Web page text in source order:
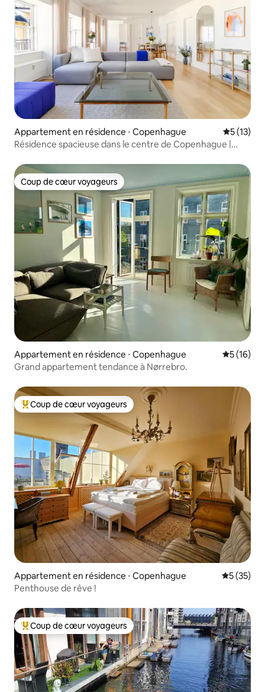
Appartement en résidence ⋅ Copenhague
5 (13)
Résidence spacieuse dans le centre de Copenhague |
Coup de cœur voyageurs
Coup de cœur voyageurs
Appartement en résidence ⋅ Copenhague
5 (16)
Grand appartement tendance à Nørrebro.
Coups de cœur voyageurs les plus appréciés
Coup de cœur voyageurs
Appartement en résidence ⋅ Copenhague
5 (35)
Penthouse de rêve !
Coups de cœur voyageurs les plus appréciés
Coup de cœur voyageurs